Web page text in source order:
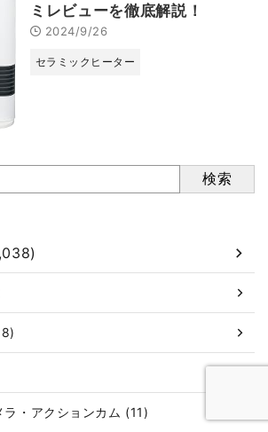
ミレビューを徹底解説！
2024/9/26
セラミックヒーター
検索
ラ・アクションカム (11)